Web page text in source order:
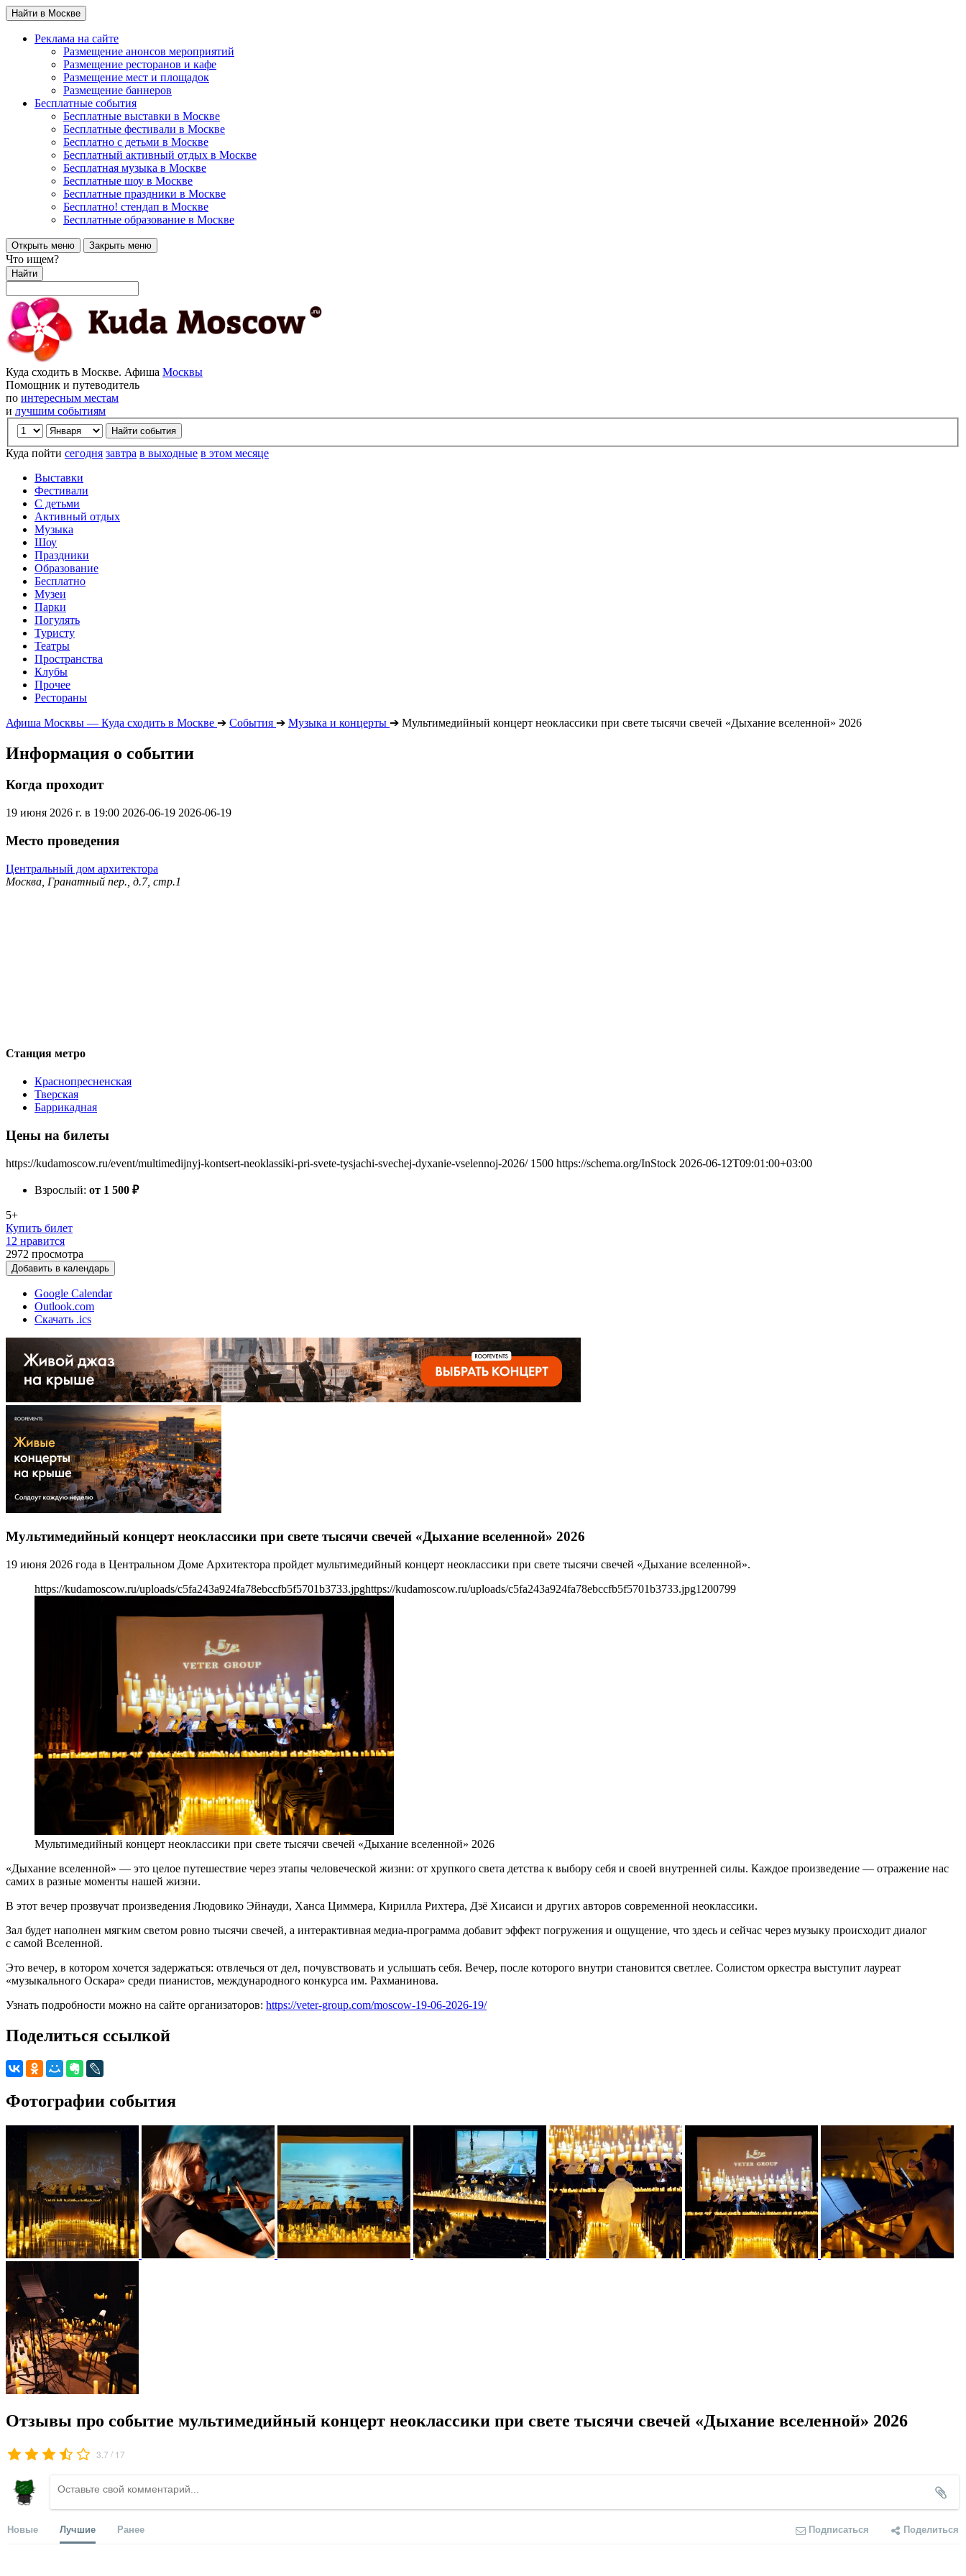
Найти в Москве
Реклама на сайте
Размещение анонсов мероприятий
Размещение ресторанов и кафе
Размещение мест и площадок
Размещение баннеров
Бесплатные события
Бесплатные выставки в Москве
Бесплатные фестивали в Москве
Бесплатно с детьми в Москве
Бесплатный активный отдых в Москве
Бесплатная музыка в Москве
Бесплатные шоу в Москве
Бесплатные праздники в Москве
Бесплатно! стендап в Москве
Бесплатные образование в Москве
Открыть меню Закрыть меню
Что ищем?
Найти
Куда сходить в Москве. Афиша Москвы
Помощник и путеводитель
по интересным местам
и лучшим событиям
Куда пойти сегодня завтра в выходные в этом месяце
Выставки
Фестивали
С детьми
Активный отдых
Музыка
Шоу
Праздники
Образование
Бесплатно
Музеи
Парки
Погулять
Туристу
Театры
Пространства
Клубы
Прочее
Рестораны
Афиша Москвы — Куда сходить в Москве ➔ События ➔ Музыка и концерты ➔ Мультимедийный концерт неоклассики при свете тысячи свечей «Дыхание вселенной» 2026
Информация о событии
Когда проходит
19 июня 2026 г. в 19:00 2026-06-19 2026-06-19
Место проведения
Центральный дом архитектора
Москва, Гранатный пер., д.7, стр.1
Станция метро
Краснопресненская
Тверская
Баррикадная
Цены на билеты
https://kudamoscow.ru/event/multimedijnyj-kontsert-neoklassiki-pri-svete-tysjachi-svechej-dyxanie-vselennoj-2026/ 1500 https://schema.org/InStock 2026-06-12T09:01:00+03:00
Взрослый: от 1 500 ₽
5+
Купить билет
12 нравится
2972 просмотра
Добавить в календарь
Google Calendar
Outlook.com
Скачать .ics
Мультимедийный концерт неоклассики при свете тысячи свечей «Дыхание вселенной» 2026
19 июня 2026 года в Центральном Доме Архитектора пройдет мультимедийный концерт неоклассики при свете тысячи свечей «Дыхание вселенной».
https://kudamoscow.ru/uploads/c5fa243a924fa78ebccfb5f5701b3733.jpghttps://kudamoscow.ru/uploads/c5fa243a924fa78ebccfb5f5701b3733.jpg1200799
Мультимедийный концерт неоклассики при свете тысячи свечей «Дыхание вселенной» 2026
«Дыхание вселенной» — это целое путешествие через этапы человеческой жизни: от хрупкого света детства к выбору себя и своей внутренней силы. Каждое произведение — отражение нас
самих в разные моменты нашей жизни.
В этот вечер прозвучат произведения Людовико Эйнауди, Ханса Циммера, Кирилла Рихтера, Дзё Хисаиси и других авторов современной неоклассики.
Зал будет наполнен мягким светом ровно тысячи свечей, а интерактивная медиа-программа добавит эффект погружения и ощущение, что здесь и сейчас через музыку происходит диалог
с самой Вселенной.
Это вечер, в котором хочется задержаться: отвлечься от дел, почувствовать и услышать себя. Вечер, после которого внутри становится светлее. Солистом оркестра выступит лауреат
«музыкального Оскара» среди пианистов, международного конкурса им. Рахманинова.
Узнать подробности можно на сайте организаторов: https://veter-group.com/moscow-19-06-2026-19/
Поделиться ссылкой
Фотографии события
Отзывы про событие мультимедийный концерт неоклассики при свете тысячи свечей «Дыхание вселенной» 2026
3.7 / 17
Новые Лучшие Ранее Подписаться Поделиться